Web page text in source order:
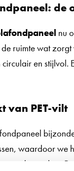
de
nu
ruimte wat
en stijlvol.
van PET-vilt
waardoor
voor dit product.